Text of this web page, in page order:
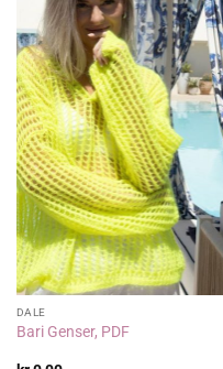
DALE
Bari Genser, PDF